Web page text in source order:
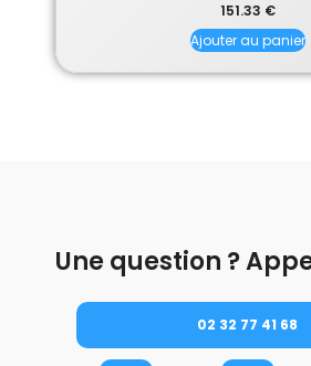
5.00
sur 5
151.33 €
Ajouter au panier
Une question ?
02 32 77 41 68